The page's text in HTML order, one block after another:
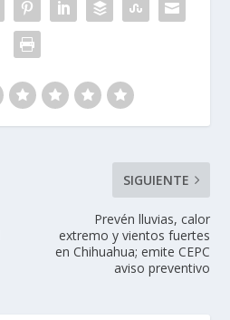
SIGUIENTE
Prevén lluvias, calor
extremo y vientos fuertes
en Chihuahua; emite CEPC
aviso preventivo